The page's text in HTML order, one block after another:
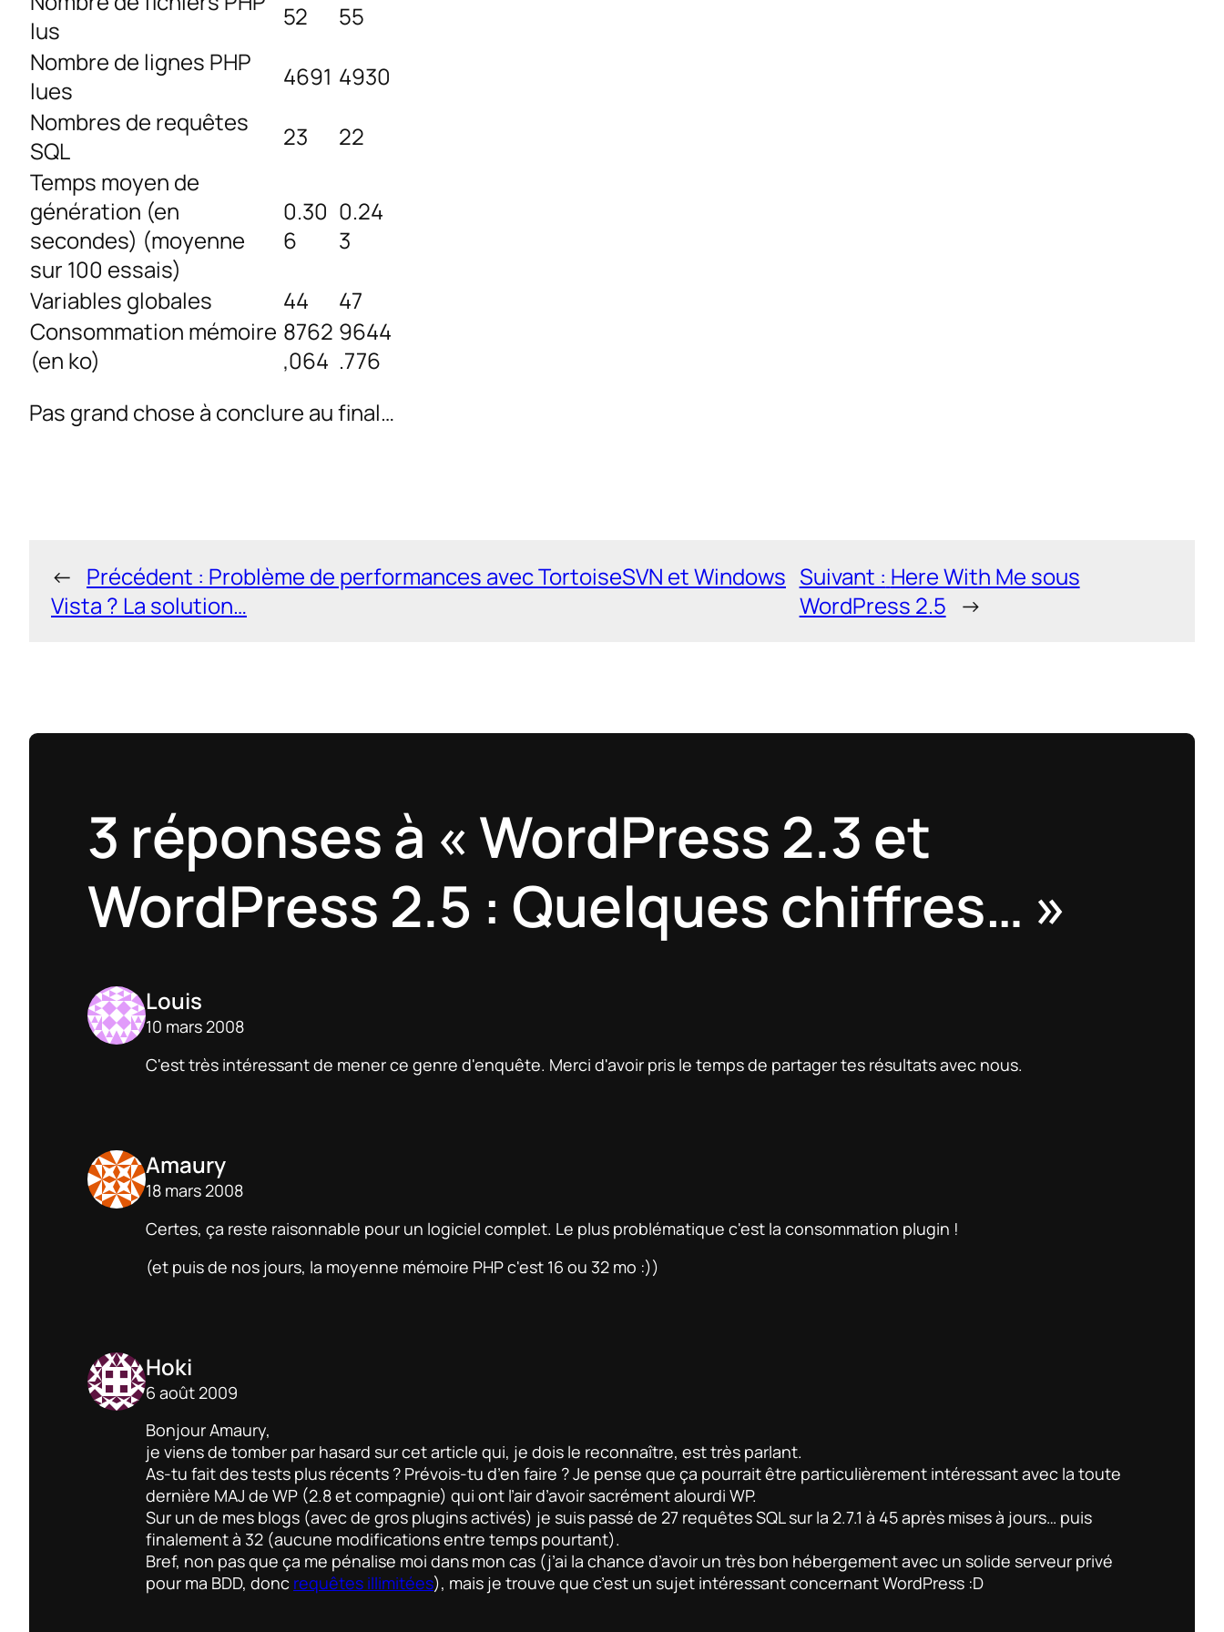
lus
52
55
Nombre de lignes PHP
lues
4691 4930
Nombres de requêtes
SQL
23
22
Temps moyen de
génération (en
secondes) (moyenne
sur 100 essais)
0.30
6
0.24
3
Variables globales
44
47
Consommation mémoire
(en ko)
8762
,064
9644
.776
Pas grand chose à conclure au final…
← Précédent : Problème de performances avec TortoiseSVN et Windows
Vista ? La solution…
Suivant : Here With Me sous
WordPress 2.5 →
3 réponses à « WordPress 2.3 et
WordPress 2.5 : Quelques chiffres… »
Louis
10 mars 2008
C'est très intéressant de mener ce genre d'enquête. Merci d'avoir pris le temps de partager tes résultats avec nous.
Amaury
18 mars 2008
Certes, ça reste raisonnable pour un logiciel complet. Le plus problématique c'est la consommation plugin !
(et puis de nos jours, la moyenne mémoire PHP c'est 16 ou 32 mo :))
Hoki
6 août 2009
Bonjour Amaury,
je viens de tomber par hasard sur cet article qui, je dois le reconnaître, est très parlant.
As-tu fait des tests plus récents ? Prévois-tu d’en faire ? Je pense que ça pourrait être particulièrement intéressant avec la toute
dernière MAJ de WP (2.8 et compagnie) qui ont l’air d’avoir sacrément alourdi WP.
Sur un de mes blogs (avec de gros plugins activés) je suis passé de 27 requêtes SQL sur la 2.7.1 à 45 après mises à jours… puis
finalement à 32 (aucune modifications entre temps pourtant).
Bref, non pas que ça me pénalise moi dans mon cas (j’ai la chance d’avoir un très bon hébergement avec un solide serveur privé
pour ma BDD, donc requêtes illimitées), mais je trouve que c’est un sujet intéressant concernant WordPress :D